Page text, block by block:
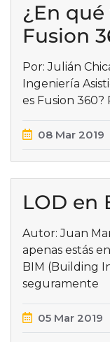
¿En
Fusion
Por: Julián
Ingeniería
es Fusion
08 Mar 2019
LOD en
Autor: Juan
apenas estás
BIM (Building
seguramente
05 Mar 2019